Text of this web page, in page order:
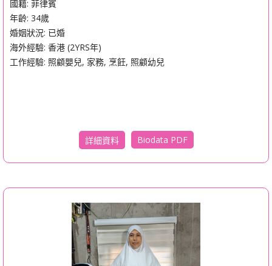
國籍: 菲律賓
年齡: 34歲
婚姻狀況: 已婚
海外經驗: 香港 (2YRS年)
工作經驗: 照顧嬰兒, 家務, 烹飪, 照顧幼兒
詳細資料 Biodata PDF